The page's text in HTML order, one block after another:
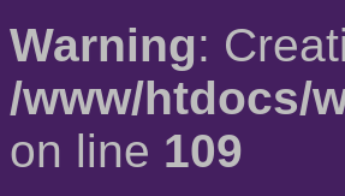
Warning:
/www/htdocs/
on line 109